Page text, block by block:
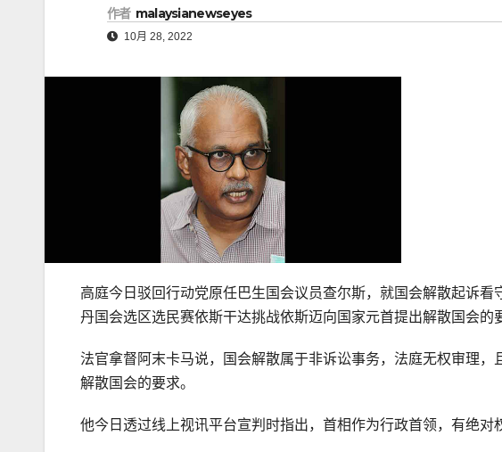
作者 malaysianewseyes
10月 28, 2022
高庭今日驳回行动党原任巴生国会议员查尔斯，就国会解散起诉
丹国会选区选民赛依斯干达挑战依斯迈向国家元首提出解散国会的
法官拿督阿末卡马说，国会解散属于非诉讼事务，法庭无权审理
解散国会的要求。
他今日透过线上视讯平台宣判时指出，首相作为行政首领，有绝对